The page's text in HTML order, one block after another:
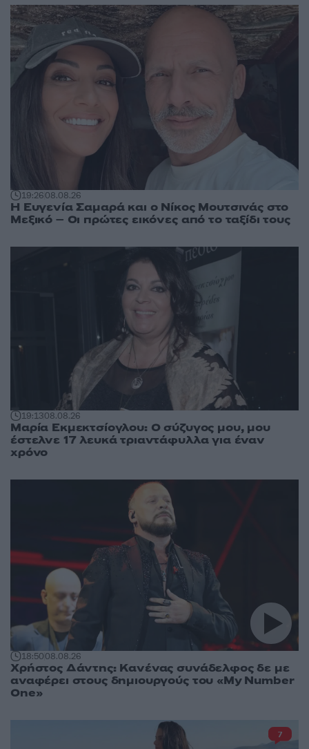
19:2608.08.26
Η Ευγενία Σαμαρά και ο Νίκος Μουτσινάς στο
Μεξικό – Οι πρώτες εικόνες από το ταξίδι τους
19:1308.08.26
Μαρία Εκμεκτσίογλου: O σύζυγος μου, μου
έστελνε 17 λευκά τριαντάφυλλα για έναν
χρόνο
18:5008.08.26
Χρήστος Δάντης: Κανένας συνάδελφος δε με
αναφέρει στους δημιουργούς του «My Number
One»
7